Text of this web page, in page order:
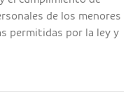
de los menores
permitidas por la ley y